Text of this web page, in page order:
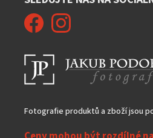
Fotografie produktů a zboží jsou